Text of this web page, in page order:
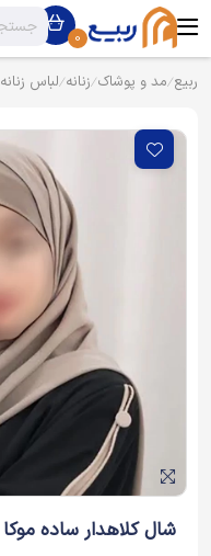
0
ربیع مد و پوشاک زنانه لباس زنانه
شال کلاهدار ساده موکا